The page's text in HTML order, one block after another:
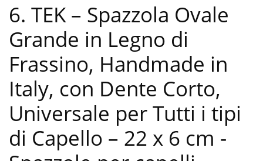
6. TEK – Spazzola Ovale
Grande in Legno di
Frassino, Handmade in
Italy, con Dente Corto,
Universale per Tutti i tipi
di Capello – 22 x 6 cm -